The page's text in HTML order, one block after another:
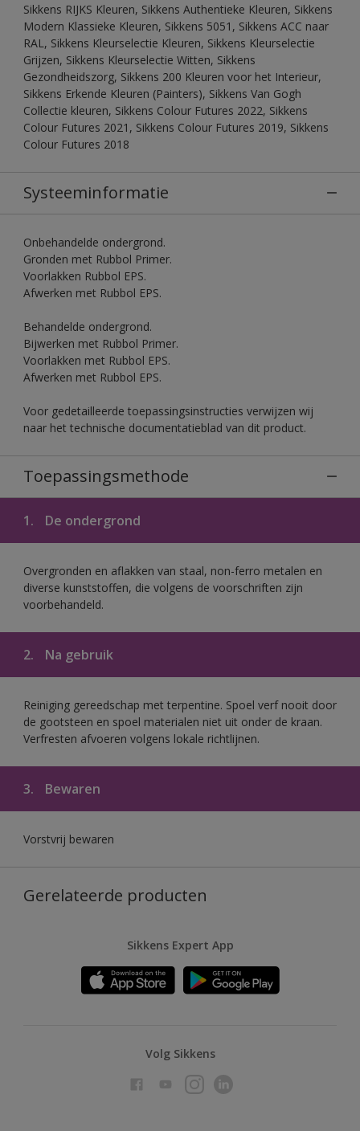
Sikkens RIJKS Kleuren, Sikkens Authentieke Kleuren, Sikkens
Modern Klassieke Kleuren, Sikkens 5051, Sikkens ACC naar
RAL, Sikkens Kleurselectie Kleuren, Sikkens Kleurselectie
Grijzen, Sikkens Kleurselectie Witten, Sikkens
Gezondheidszorg, Sikkens 200 Kleuren voor het Interieur,
Sikkens Erkende Kleuren (Painters), Sikkens Van Gogh
Collectie kleuren, Sikkens Colour Futures 2022, Sikkens
Colour Futures 2021, Sikkens Colour Futures 2019, Sikkens
Colour Futures 2018
Systeeminformatie
Onbehandelde ondergrond.
Gronden met Rubbol Primer.
Voorlakken Rubbol EPS.
Afwerken met Rubbol EPS.
Behandelde ondergrond.
Bijwerken met Rubbol Primer.
Voorlakken met Rubbol EPS.
Afwerken met Rubbol EPS.
Voor gedetailleerde toepassingsinstructies verwijzen wij
naar het technische documentatieblad van dit product.
Toepassingsmethode
1. De ondergrond
Overgronden en aflakken van staal, non-ferro metalen en
diverse kunststoffen, die volgens de voorschriften zijn
voorbehandeld.
2. Na gebruik
Reiniging gereedschap met terpentine. Spoel verf nooit door
de gootsteen en spoel materialen niet uit onder de kraan.
Verfresten afvoeren volgens lokale richtlijnen.
3. Bewaren
Vorstvrij bewaren
Gerelateerde producten
Sikkens Expert App
Volg Sikkens